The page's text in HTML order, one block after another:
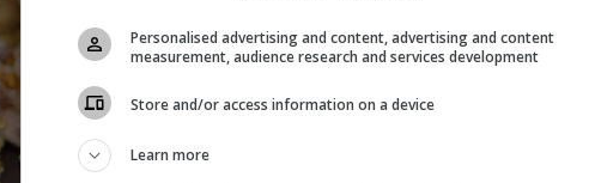
Personalised advertising and content, advertising and content
measurement, audience research and services development
Store and/or access information on a device
Learn more